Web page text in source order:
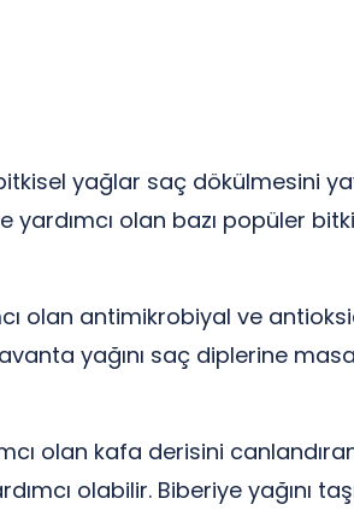
yağlar saç dökülmesini
olan bazı popüler
olan antimikrobiyal ve
yağını saç diplerine
olan kafa derisini
olabilir. Biberiye yağını